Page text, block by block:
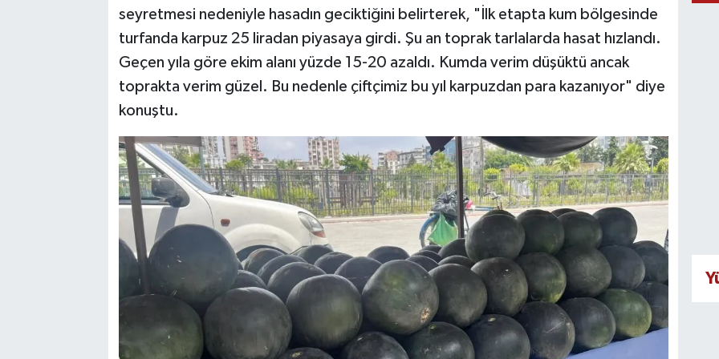
seyretmesi nedeniyle hasadın geciktiğini belirterek, "İlk etapta kum bölgesinde
turfanda karpuz 25 liradan piyasaya girdi. Şu an toprak tarlalarda hasat hızlandı.
Geçen yıla göre ekim alanı yüzde 15-20 azaldı. Kumda verim düşüktü ancak
toprakta verim güzel. Bu nedenle çiftçimiz bu yıl karpuzdan para kazanıyor" diye
konuştu.